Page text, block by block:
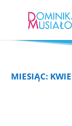
MIESIĄC: